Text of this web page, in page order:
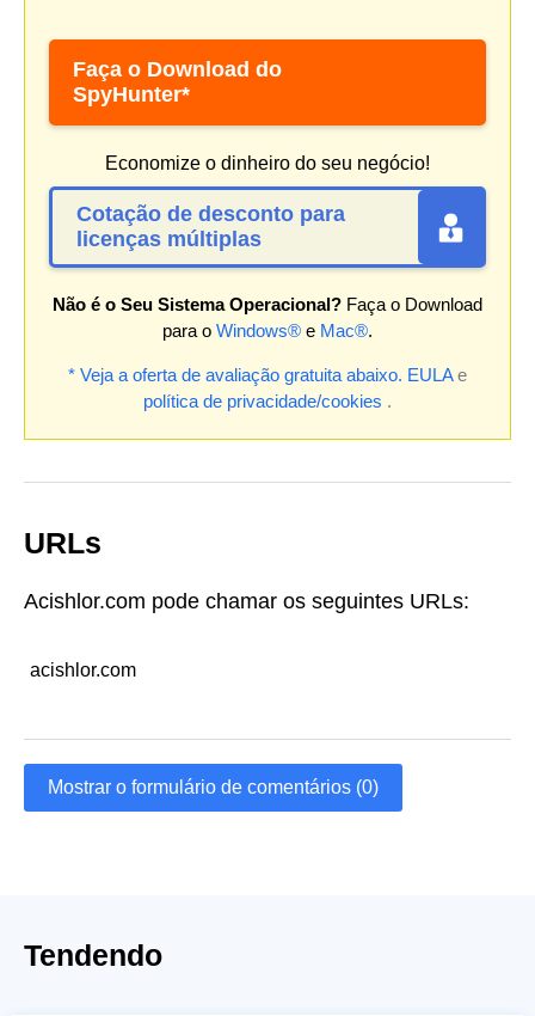
Faça o Download do
SpyHunter*
Economize o dinheiro do seu negócio!
Cotação de desconto para
licenças múltiplas
Não é o Seu Sistema Operacional? Faça o Download
para o Windows® e Mac®.
* Veja a oferta de avaliação gratuita abaixo. EULAe
política de privacidade/cookies .
URLs
Acishlor.com pode chamar os seguintes URLs:
acishlor.com
Mostrar o formulário de comentários (0)
Tendendo